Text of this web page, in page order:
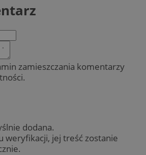
zamieszczania komentarzy
dodana.
weryfikacji, jej treść zostanie